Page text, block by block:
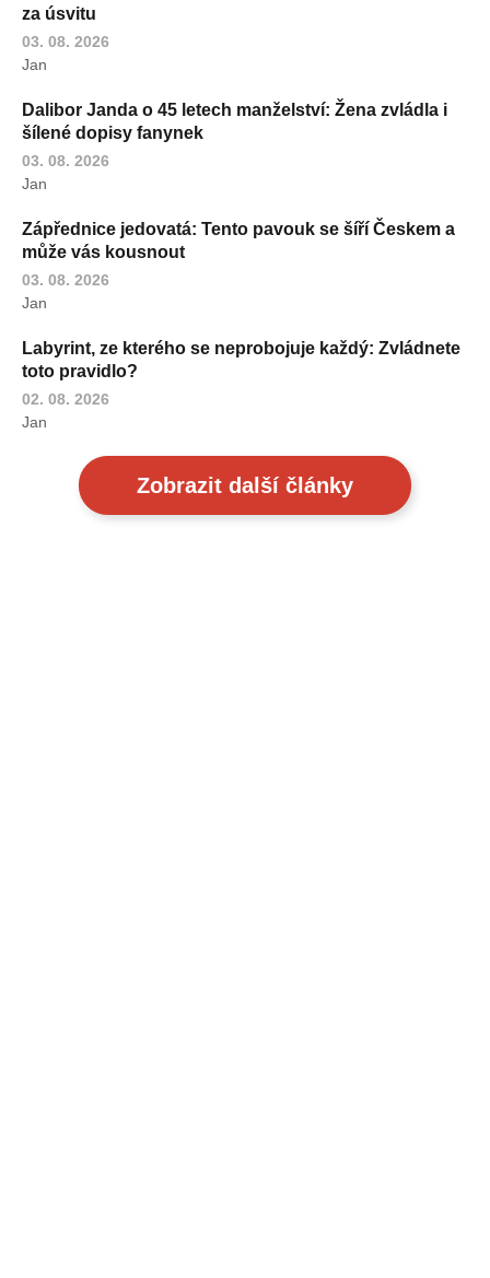
za úsvitu
03. 08. 2026
Jan
Dalibor Janda o 45 letech manželství: Žena zvládla i
šílené dopisy fanynek
03. 08. 2026
Jan
Zápřednice jedovatá: Tento pavouk se šíří Českem a
může vás kousnout
03. 08. 2026
Jan
Labyrint, ze kterého se neprobojuje každý: Zvládnete
toto pravidlo?
02. 08. 2026
Jan
Zobrazit další články